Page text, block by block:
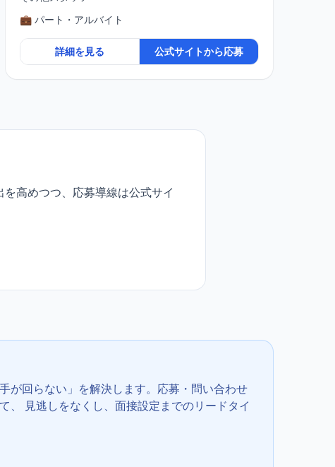
💼 パート・アルバイト
詳細を見る 公式サイトから応募
高めつつ、応募導線は公式サイ
が回らない」を解決します。応募・問い合わせ
、 見逃しをなくし、面接設定までのリードタイ